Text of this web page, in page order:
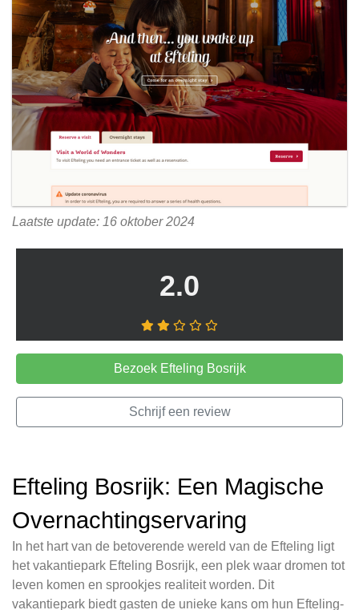
Laatste update: 16 oktober 2024
2.0
Bezoek Efteling Bosrijk
Schrijf een review
Efteling Bosrijk: Een Magische
Overnachtingservaring
In het hart van de betoverende wereld van de Efteling ligt
het vakantiepark Efteling Bosrijk, een plek waar dromen tot
leven komen en sprookjes realiteit worden. Dit
vakantiepark biedt gasten de unieke kans om hun Efteling-